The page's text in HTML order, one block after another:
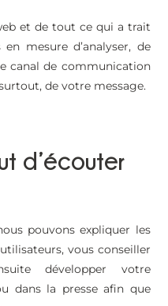
et de tout ce qui a trait
mesure d’analyser, de
canal de communication
de votre message.
d’écouter
pouvons expliquer les
vous conseiller
développer votre
dans la presse afin que